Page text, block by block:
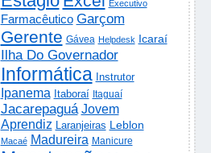
Executivo
Farmacêutico Garçom
Gerente Gávea Helpdesk Icaraí
Ilha Do Governador
Informática Instrutor
Ipanema Itaboraí Itaguaí
Jacarepaguá Jovem
Aprendiz
Laranjeiras Leblon
Macaé Madureira Manicure